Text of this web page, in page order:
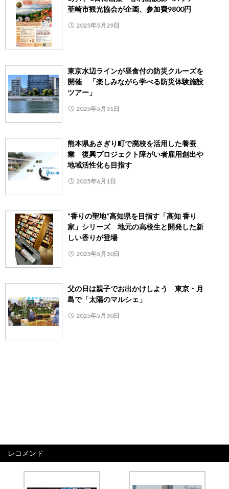
韮崎市観光協会が企画、参加費9800円
2025年5月29日
東京水辺ラインが昼食付の防災クルーズを
開催 「楽しみながら学べる防災体験施設
ツアー」
2025年5月31日
熊本県あさぎり町で廃校を活用した養蚕
業 復興プロジェクト障がい者雇用創出や
地域活性化も目指す
2025年6月1日
“香りの聖地”高知県を目指す「高知 香り
家」シリーズ 地元の高校生と開発した新
しい香りが登場
2025年5月30日
父の日は親子でお出かけしよう 東京・月
島で「太陽のマルシェ」
2025年5月30日
レコメンド